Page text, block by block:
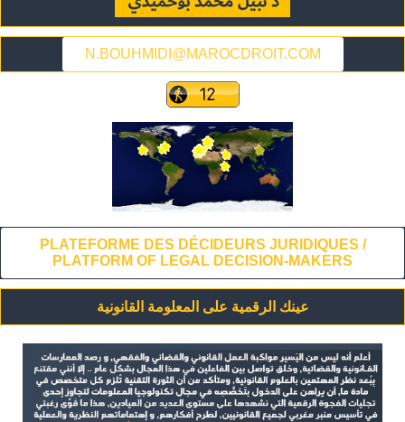
N.BOUHMIDI@MAROCDROIT.COM
PLATEFORME DES DÉCIDEURS JURIDIQUES /
PLATFORM OF LEGAL DECISION-MAKERS
عينك الرقمية على المعلومة القانونية